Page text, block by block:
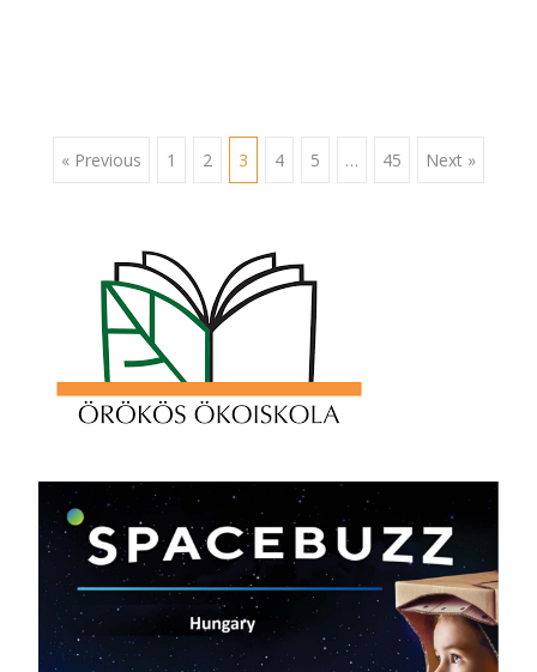
Posts
navigation
« Previous 1 2 3 4 5 … 45 Next »